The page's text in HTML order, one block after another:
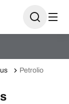
Petrolio